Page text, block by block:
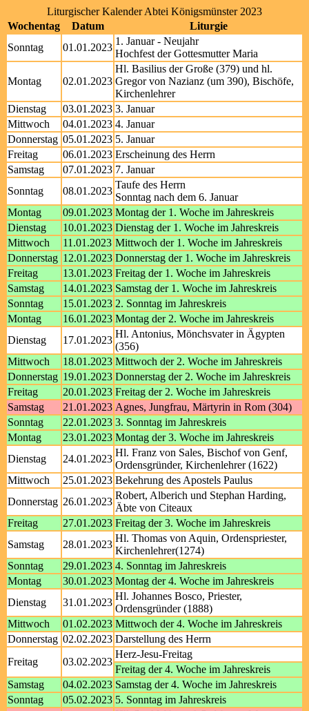
Liturgischer Kalender Abtei Königsmünster 2023
Wochentag
Datum
Liturgie
Sonntag
01.01.2023
1. Januar - Neujahr
Hochfest der Gottesmutter Maria
Montag 02.01.2023
Hl. Basilius der Große (379) und hl.
Gregor von Nazianz (um 390), Bischöfe,
Kirchenlehrer
Dienstag
03.01.2023 3. Januar
Mittwoch
04.01.2023 4. Januar
Donnerstag 05.01.2023 5. Januar
Freitag
06.01.2023 Erscheinung des Herrn
Samstag
07.01.2023 7. Januar
Sonntag
08.01.2023
Taufe des Herrn
Sonntag nach dem 6. Januar
Montag
09.01.2023 Montag der 1. Woche im Jahreskreis
Dienstag
10.01.2023 Dienstag der 1. Woche im Jahreskreis
Mittwoch
11.01.2023 Mittwoch der 1. Woche im Jahreskreis
Donnerstag 12.01.2023 Donnerstag der 1. Woche im Jahreskreis
Freitag
13.01.2023 Freitag der 1. Woche im Jahreskreis
Samstag
14.01.2023 Samstag der 1. Woche im Jahreskreis
Sonntag
15.01.2023 2. Sonntag im Jahreskreis
Montag
16.01.2023 Montag der 2. Woche im Jahreskreis
Dienstag
17.01.2023
Hl. Antonius, Mönchsvater in Ägypten
(356)
Mittwoch
18.01.2023 Mittwoch der 2. Woche im Jahreskreis
Donnerstag 19.01.2023 Donnerstag der 2. Woche im Jahreskreis
Freitag
20.01.2023 Freitag der 2. Woche im Jahreskreis
Samstag
21.01.2023 Agnes, Jungfrau, Märtyrin in Rom (304)
Sonntag
22.01.2023 3. Sonntag im Jahreskreis
Montag
23.01.2023 Montag der 3. Woche im Jahreskreis
Dienstag
24.01.2023
Hl. Franz von Sales, Bischof von Genf,
Ordensgründer, Kirchenlehrer (1622)
Mittwoch
25.01.2023 Bekehrung des Apostels Paulus
Donnerstag 26.01.2023
Robert, Alberich und Stephan Harding,
Äbte von Citeaux
Freitag
27.01.2023 Freitag der 3. Woche im Jahreskreis
Samstag
28.01.2023
Hl. Thomas von Aquin, Ordenspriester,
Kirchenlehrer(1274)
Sonntag
29.01.2023 4. Sonntag im Jahreskreis
Montag
30.01.2023 Montag der 4. Woche im Jahreskreis
Dienstag
31.01.2023
Hl. Johannes Bosco, Priester,
Ordensgründer (1888)
Mittwoch
01.02.2023 Mittwoch der 4. Woche im Jahreskreis
Donnerstag 02.02.2023 Darstellung des Herrn
Freitag
03.02.2023
Herz-Jesu-Freitag
Freitag der 4. Woche im Jahreskreis
Samstag
04.02.2023 Samstag der 4. Woche im Jahreskreis
Sonntag
05.02.2023 5. Sonntag im Jahreskreis